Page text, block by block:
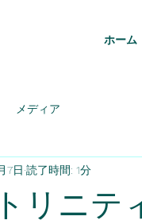
ホーム
メディア
リニテ
7日 読了時間: 1分